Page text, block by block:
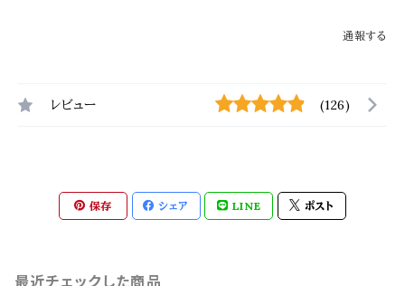
通報する
レビュー (126)
保存 シェア LINE ポスト
最近チェックした商品